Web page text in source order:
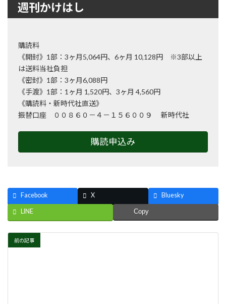
週刊かけはし
購読料
《開封》1部：3ヶ月5,064円、6ヶ月 10,128円 ※3部以上
は送料当社負担
《密封》1部：3ヶ月6,088円
《手渡》1部：1ヶ月 1,520円、3ヶ月 4,560円
《購読料・新時代社直送》
振替口座 ００８６０－４－１５６００９ 新時代社
購読申込み
Facebook X Bluesky
LINE Copy
前の記事